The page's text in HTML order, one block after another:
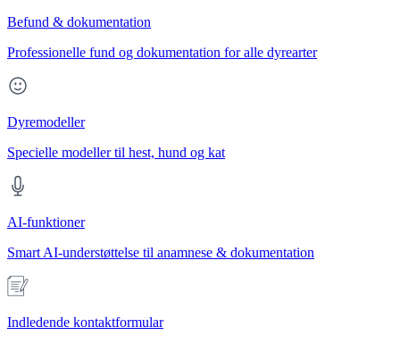
Befund & dokumentation
Professionelle fund og dokumentation for alle dyrearter
Dyremodeller
Specielle modeller til hest, hund og kat
AI-funktioner
Smart AI-understøttelse til anamnese & dokumentation
Indledende kontaktformular